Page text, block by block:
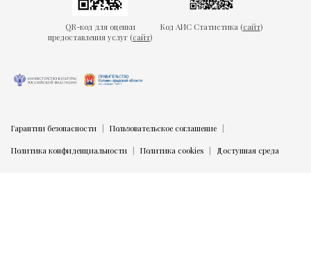
QR-код для оценки
предоставления услуг (сайт)
Код АИС Статистика (сайт)
Гарантии безопасности Пользовательское соглашение
Политика конфиденциальности Политика cookies Доступная среда